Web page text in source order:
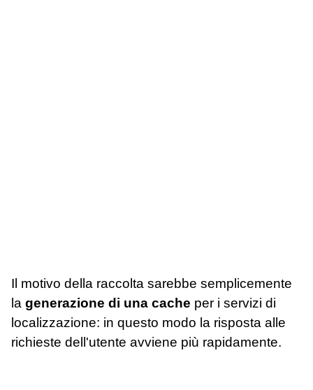
Il motivo della raccolta sarebbe semplicemente
la generazione di una cache per i servizi di
localizzazione: in questo modo la risposta alle
richieste dell'utente avviene più rapidamente.